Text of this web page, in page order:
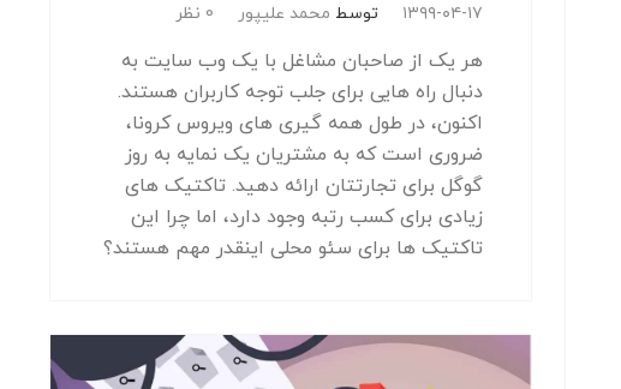
۱۳۹۹-۰۴-۱۷ توسط محمد علیپور 0 نظر
هر یک از صاحبان مشاغل با یک وب سایت به
دنبال راه هایی برای جلب توجه کاربران هستند.
اکنون، در طول همه گیری های ویروس کرونا،
ضروری است که به مشتریان یک نمایه به روز
گوگل برای تجارتتان ارائه دهید. تاکتیک های
زیادی برای کسب رتبه وجود دارد، اما چرا این
تاکتیک ها برای سئو محلی اینقدر مهم هستند؟